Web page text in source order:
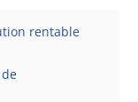
rentable